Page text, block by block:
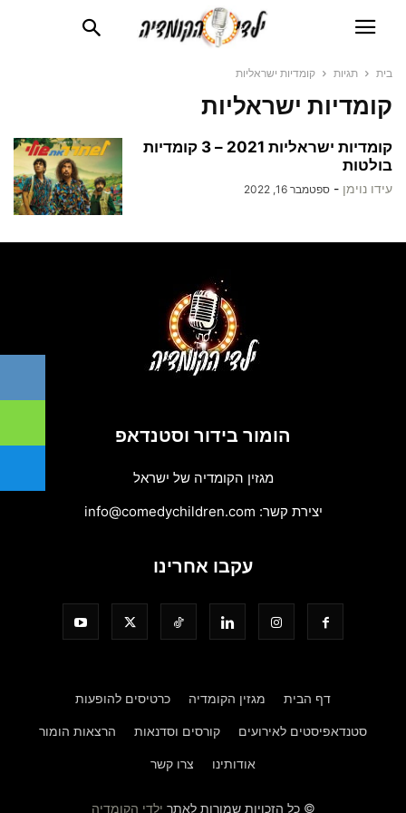
בית תגיות קומדיות ישראליות
קומדיות ישראליות
קומדיות ישראליות 2021 – 3 קומדיות
בולטות
עידו נוימן - ספטמבר 16, 2022
הומור בידור וסטנדאפ
מגזין הקומדיה של ישראל
יצירת קשר: info@comedychildren.com
עקבו אחרינו
דף הבית מגזין הקומדיה כרטיסים להופעות
סטנדאפיסטים לאירועים קורסים וסדנאות הרצאות הומור
אודותינו צרו קשר
© כל הזכויות שמורות לאתר ילדי הקומדיה